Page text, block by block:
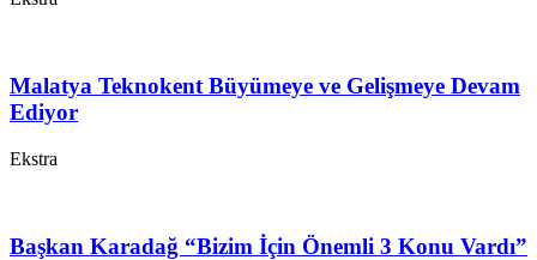
Malatya Teknokent Büyümeye ve Gelişmeye Devam
Ediyor
Ekstra
Başkan Karadağ “Bizim İçin Önemli 3 Konu Vardı”